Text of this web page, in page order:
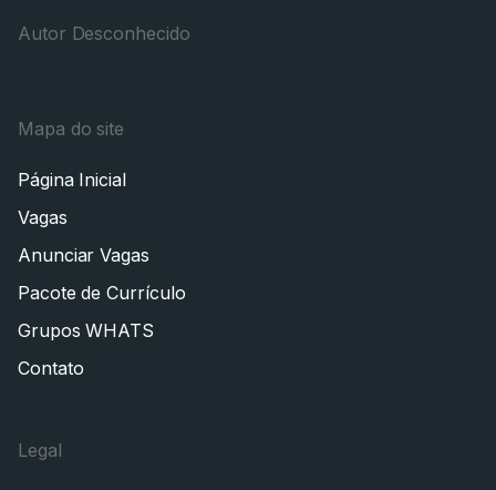
Autor Desconhecido
Mapa do site
Página Inicial
Vagas
Anunciar Vagas
Pacote de Currículo
Grupos WHATS
Contato
Legal